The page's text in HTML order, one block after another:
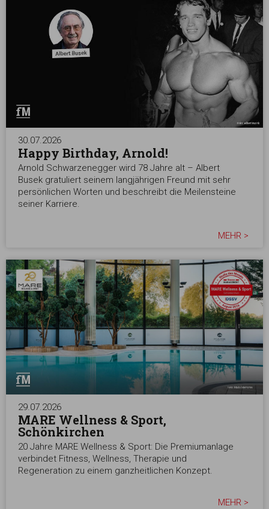
30.07.2026
Happy Birthday, Arnold!
Arnold Schwarzenegger wird 78 Jahre alt – Albert
Busek gratuliert seinem langjährigen Freund mit sehr
persönlichen Worten und beschreibt die Meilensteine
seiner Karriere.
MEHR >
29.07.2026
MARE Wellness & Sport,
Schönkirchen
20 Jahre MARE Wellness & Sport: Die Premiumanlage
verbindet Fitness, Wellness, Therapie und
Regeneration zu einem ganzheitlichen Konzept.
MEHR >